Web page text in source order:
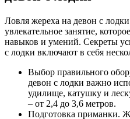
Ловля жереха на девон с
увлекательное занятие,
навыков и умений. Секреты
с лодки включают в себя
Выбор правильного
девон с лодки важно
удилище, катушку и
– от 2,4 до 3,6 метров.
Подготовка приманки.